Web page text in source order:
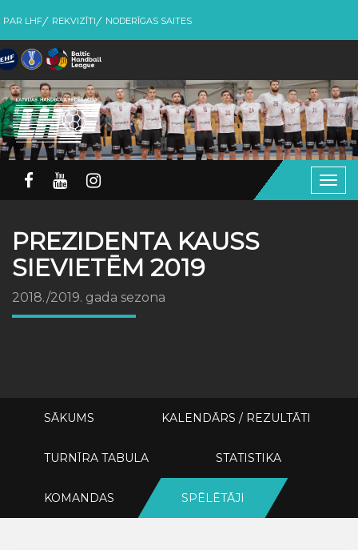
PAR LHF REKVIZĪTI NODERĪGAS SAITES
PREZIDENTA KAUSS
SIEVIETĒM 2019
2018./2019. gada sezona
SĀKUMS KALENDĀRS / REZULTĀTI
TURNĪRA TABULA STATISTIKA
KOMANDAS SPĒLĒTĀJI